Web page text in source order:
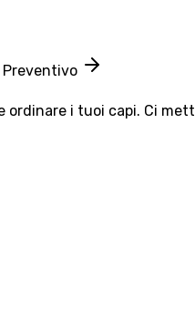
Preventivo
i tuoi capi. Ci